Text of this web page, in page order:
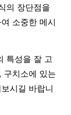
의 장단점을
소중한 메시
특성을 잘 고
구치소에 있는
시길 바랍니